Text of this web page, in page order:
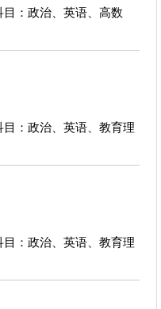
：政治、英语、高数
：政治、英语、教育理
：政治、英语、教育理